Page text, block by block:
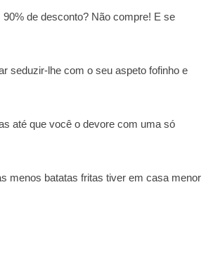
de desconto? Não compre! E se
seduzir-lhe com o seu aspeto fofinho e
até que você o devore com uma só
menos batatas fritas tiver em casa menor